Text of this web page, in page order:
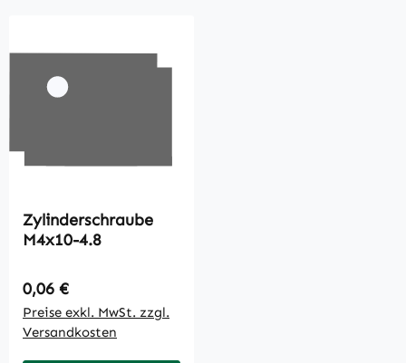
Zylinderschraube
M4x10-4.8
Regulärer Preis:
0,06 €
Preise exkl. MwSt. zzgl.
Versandkosten